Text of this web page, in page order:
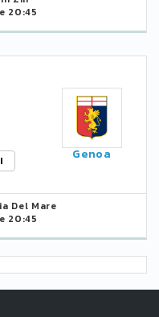
20:45
Genoa
Del Mare
20:45